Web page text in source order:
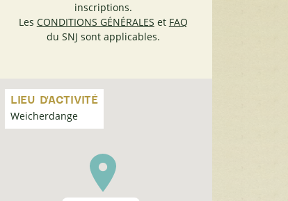
inscriptions.
Les CONDITIONS GÉNÉRALES et FAQ
du SNJ sont applicables.
LIEU D'ACTIVITÉ
Weicherdange
Passer
carte